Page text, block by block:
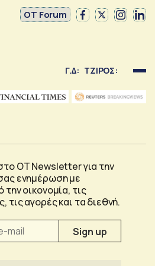
OT Forum
Γ.Δ: ΤΖΙΡΟΣ:
OT Newsletter για την
ενημέρωση με
την οικονομία, τις
τις αγορές και τα διεθνή.